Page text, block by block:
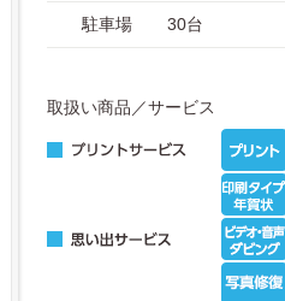
駐車場
30台
取扱い商品／サービス